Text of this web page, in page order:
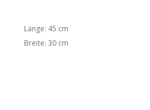
Länge: 45 cm
Breite: 30 cm